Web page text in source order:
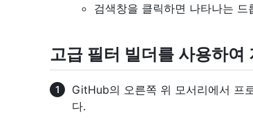
검색창을 클릭하면 나타나는
고급 필터 빌더를 사용하여
GitHub의 오른쪽 위 모서리에서 프
다.